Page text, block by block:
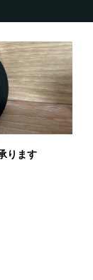
ります